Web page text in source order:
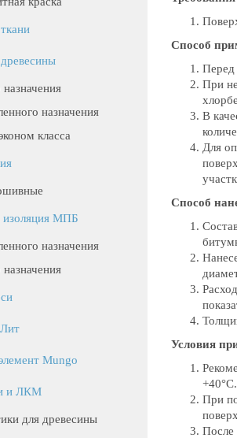
назначения
класса
изоляция МПБ
назначения
Mungo
и ЛКМ
для древесины
Способ
Перед
При
В
Для
Способ
Условия
+40°C.
При
После